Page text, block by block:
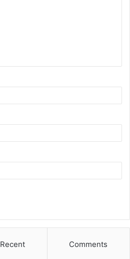
Recent Comments